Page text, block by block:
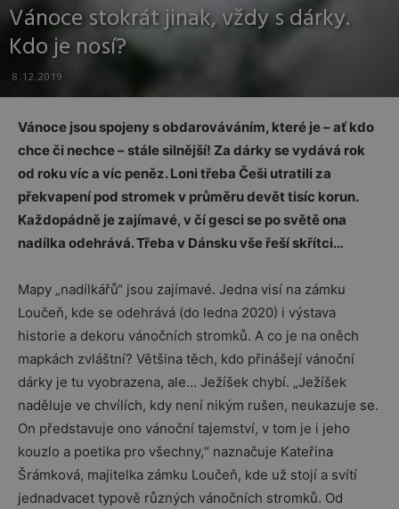
Vánoce stokrát jinak, vždy s dárky.
Kdo je nosí?
8.12.2019
Vánoce jsou spojeny s obdarováváním, které je – ať kdo
chce či nechce – stále silnější! Za dárky se vydává rok
od roku víc a víc peněz. Loni třeba Češi utratili za
překvapení pod stromek v průměru devět tisíc korun.
Každopádně je zajímavé, v čí gesci se po světě ona
nadílka odehrává. Třeba v Dánsku vše řeší skřítci…
Mapy „nadílkářů“ jsou zajímavé. Jedna visí na zámku
Loučeň, kde se odehrává (do ledna 2020) i výstava
historie a dekoru vánočních stromků. A co je na oněch
mapkách zvláštní? Většina těch, kdo přinášejí vánoční
dárky je tu vyobrazena, ale… Ježíšek chybí. „Ježíšek
naděluje ve chvílích, kdy není nikým rušen, neukazuje se.
On představuje ono vánoční tajemství, v tom je i jeho
kouzlo a poetika pro všechny,“ naznačuje Kateřina
Šrámková, majitelka zámku Loučeň, kde už stojí a svítí
jednadvacet typově různých vánočních stromků. Od